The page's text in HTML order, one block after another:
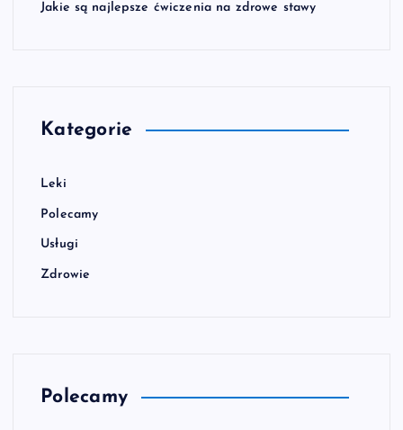
Jakie są najlepsze ćwiczenia na zdrowe stawy
Kategorie
Leki
Polecamy
Usługi
Zdrowie
Polecamy